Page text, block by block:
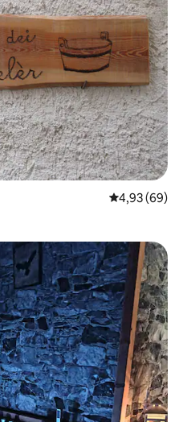
Évaluation
4,93 (69)